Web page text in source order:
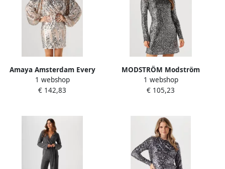
Amaya Amsterdam Every
Dress Mini Jurk Zilver Gray
Dames
1 webshop
€ 142,83
MODSTRÖM Modström
Dames Jurken Laramd Dress
Zilver
1 webshop
€ 105,23